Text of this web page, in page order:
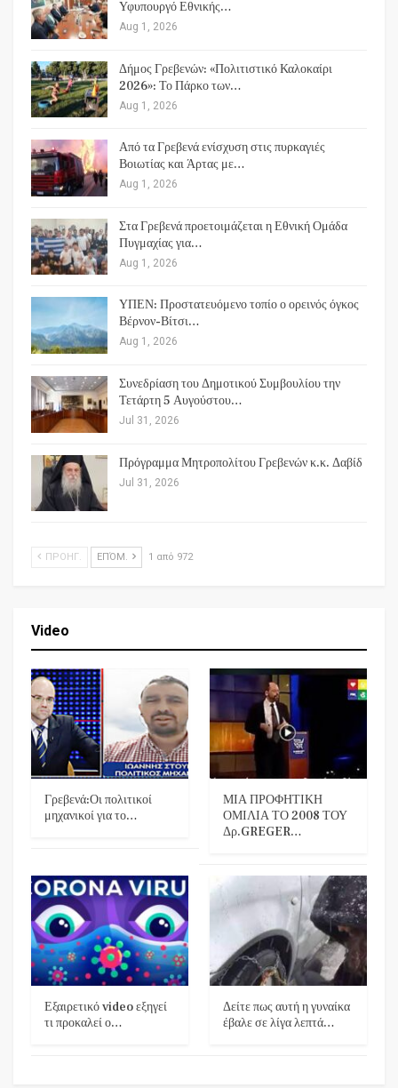
Υφυπουργό Εθνικής…
Aug 1, 2026
Δήμος Γρεβενών: «Πολιτιστικό Καλοκαίρι
2026»: Το Πάρκο των…
Aug 1, 2026
Από τα Γρεβενά ενίσχυση στις πυρκαγιές
Βοιωτίας και Άρτας με…
Aug 1, 2026
Στα Γρεβενά προετοιμάζεται η Εθνική Ομάδα
Πυγμαχίας για…
Aug 1, 2026
ΥΠΕΝ: Προστατευόμενο τοπίο ο ορεινός όγκος
Βέρνον-Βίτσι…
Aug 1, 2026
Συνεδρίαση του Δημοτικού Συμβουλίου την
Τετάρτη 5 Αυγούστου…
Jul 31, 2026
Πρόγραμμα Μητροπολίτου Γρεβενών κ.κ. Δαβίδ
Jul 31, 2026
ΠΡΟΗΓ. ΕΠΌΜ. 1 από 972
Video
Γρεβενά:Οι πολιτικοί
μηχανικοί για το…
ΜΙΑ ΠΡΟΦΗΤΙΚΗ
ΟΜΙΛΙΑ ΤΟ 2008 ΤΟΥ
Δρ.GREGER…
Εξαιρετικό video εξηγεί
τι προκαλεί ο…
Δείτε πως αυτή η γυναίκα
έβαλε σε λίγα λεπτά…